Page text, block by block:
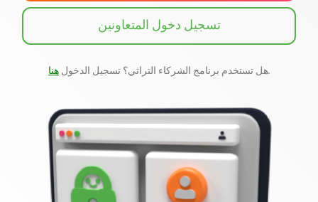
تسجيل دخول المتعاونين
هل تستخدم برنامج الشركاء التراثي؟ تسجيل الدخولهنا .